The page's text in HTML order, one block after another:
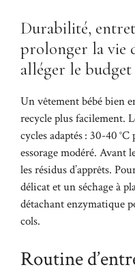
Durabilité,
prolonger la vie
alléger le budget
Un vêtement bébé bien
recycle plus facilement.
cycles adaptés : 30-40
essorage modéré. Avant
les résidus d’apprêts.
délicat et un séchage à
détachant enzymatique
cols.
Routine